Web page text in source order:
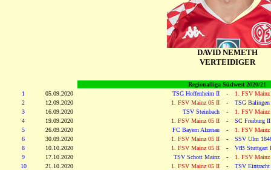
DAVID NEMETH
VERTEIDIGER
Regionalliga Südwest 2020/21
1
05.09.2020 TSG Hoffenheim II -
1. FSV
2
12.09.2020 1. FSV Mainz 05 II -
TSG Balingen
3
16.09.2020 TSV Steinbach -
1. FSV
4
19.09.2020 1. FSV Mainz 05 II -
SC Freiburg II
5
26.09.2020 FC Bayern Alzenau -
1. FSV
6
30.09.2020 1. FSV Mainz 05 II -
SSV Ulm
8
10.10.2020 1. FSV Mainz 05 II -
VfB Stuttgart
9
17.10.2020 TSV Schott Mainz -
1. FSV
10
21.10.2020 1. FSV Mainz 05 II -
TSV Eintracht